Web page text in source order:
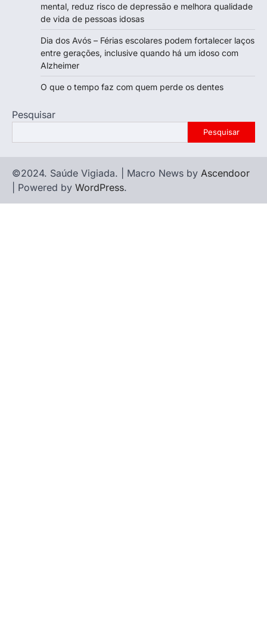
mental, reduz risco de depressão e melhora qualidade
de vida de pessoas idosas
Dia dos Avós – Férias escolares podem fortalecer laços
entre gerações, inclusive quando há um idoso com
Alzheimer
O que o tempo faz com quem perde os dentes
Pesquisar
Pesquisar
©2024. Saúde Vigiada. | Macro News by Ascendoor
| Powered by WordPress.